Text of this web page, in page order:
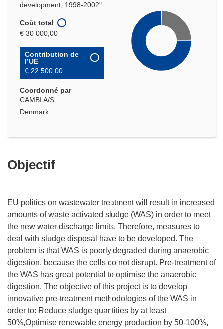
development, 1998-2002"
Coût total
€ 30 000,00
Contribution de
l’UE
€ 22 500,00
Coordonné par
CAMBI A/S
Denmark
Objectif
EU politics on wastewater treatment will result in increased
amounts of waste activated sludge (WAS) in order to meet
the new water discharge limits. Therefore, measures to
deal with sludge disposal have to be developed. The
problem is that WAS is poorly degraded during anaerobic
digestion, because the cells do not disrupt. Pre-treatment of
the WAS has great potential to optimise the anaerobic
digestion. The objective of this project is to develop
innovative pre-treatment methodologies of the WAS in
order to: Reduce sludge quantities by at least
50%,Optimise renewable energy production by 50-100%,